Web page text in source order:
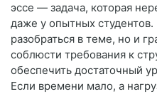
эссе — задача, которая
даже у опытных
разобраться в теме, но и
соблюсти требования к
обеспечить достаточный
Если времени мало, а